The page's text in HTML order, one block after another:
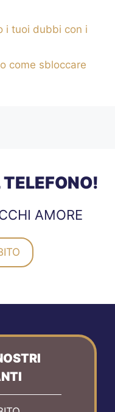
i tuoi dubbi con i
come sbloccare
AMORE